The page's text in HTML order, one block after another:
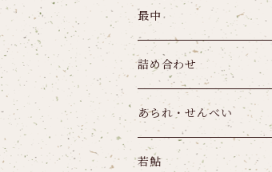
最中
詰め合わせ
あられ・せんべい
若鮎